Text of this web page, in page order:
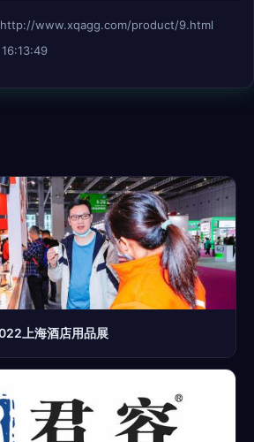
http://www.xqagg.com/product/9.html
上海酒店用品展